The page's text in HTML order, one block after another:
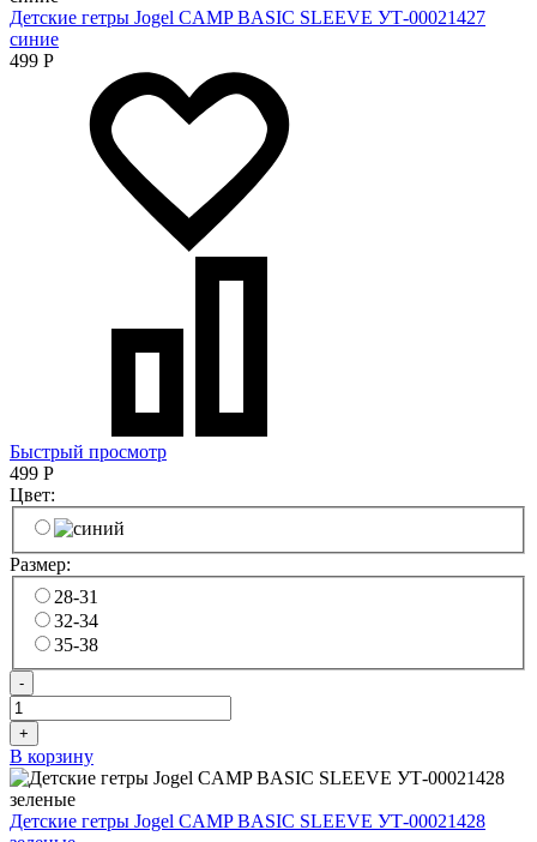
Детские гетры Jogel CAMP BASIC SLEEVE УТ-00021427
синие
499 Р
Быстрый просмотр
499 Р
Цвет:
Размер:
28-31
32-34
35-38
-
+
В корзину
Детские гетры Jogel CAMP BASIC SLEEVE УТ-00021428